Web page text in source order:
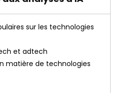
sur les technologies
et adtech
matière de technologies